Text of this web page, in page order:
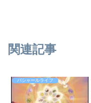
関連記事
バシャールライフ